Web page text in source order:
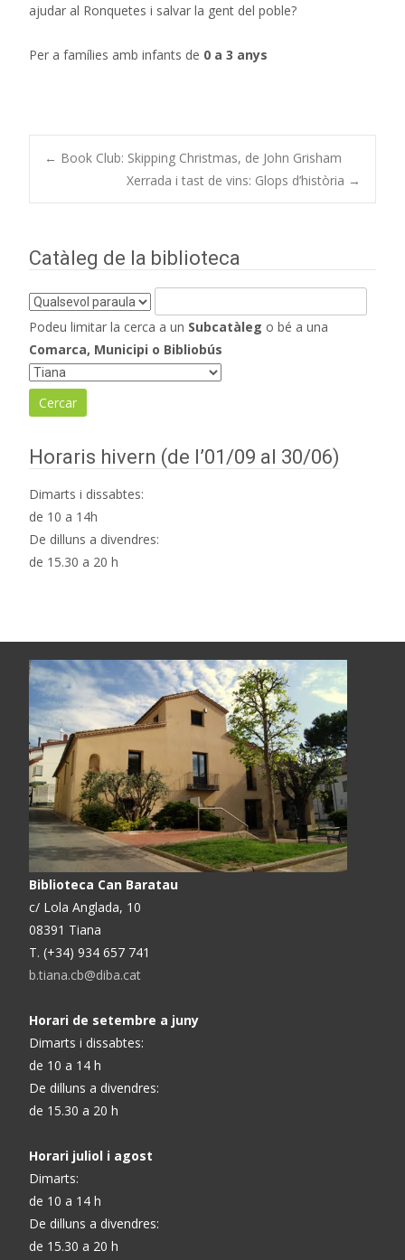
ajudar al Ronquetes i salvar la gent del poble?
Per a famílies amb infants de 0 a 3 anys
Navegació
← Book Club: Skipping Christmas, de John Grisham
Xerrada i tast de vins: Glops d’història →
Catàleg de la biblioteca
Podeu limitar la cerca a un Subcatàleg o bé a una
Comarca, Municipi o Bibliobús
Horaris hivern (de l’01/09 al 30/06)
Dimarts i dissabtes:
de 10 a 14h
De dilluns a divendres:
de 15.30 a 20 h
Biblioteca Can Baratau
c/ Lola Anglada, 10
08391 Tiana
T. (+34) 934 657 741
b.tiana.cb@diba.cat
Horari de setembre a juny
Dimarts i dissabtes:
de 10 a 14 h
De dilluns a divendres:
de 15.30 a 20 h
Horari juliol i agost
Dimarts:
de 10 a 14 h
De dilluns a divendres:
de 15.30 a 20 h